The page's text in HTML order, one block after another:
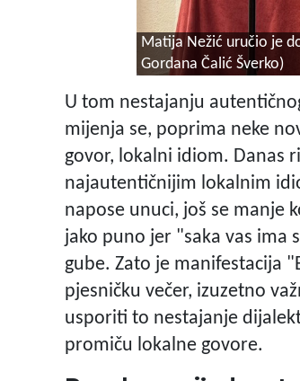
Matija Nežić uručio je
Gordana Čalić Šverko)
U tom nestajanju
mijenja se, poprima neke
govor, lokalni idiom. Danas
najautentičnijim lokalnim
napose unuci, još se manje
jako puno jer "saka vas ima
gube. Zato je manifestacija
pjesničku večer, izuzetno
usporiti to nestajanje
promiču lokalne govore.